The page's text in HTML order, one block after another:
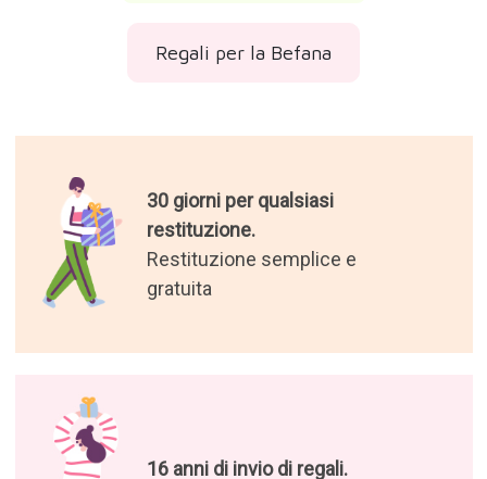
Regali per la Befana
30 giorni per qualsiasi
restituzione.
Restituzione semplice e
gratuita
16 anni di invio di regali.